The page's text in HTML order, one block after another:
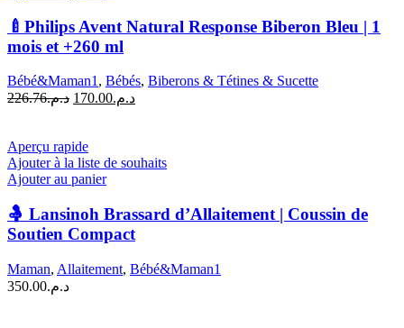
🍼Philips Avent Natural Response Biberon Bleu | 1
mois et +260 ml
Bébé&Maman1, Bébés, Biberons & Tétines & Sucette
د.م.226.76
Le
était :
د.م.226.76.
د.م.170.00
Le
Aperçu rapide
Ajouter à la liste de souhaits
Ajouter au panier
🤱 Lansinoh Brassard d’Allaitement | Coussin de
Soutien Compact
Maman, Allaitement, Bébé&Maman1
د.م.350.00